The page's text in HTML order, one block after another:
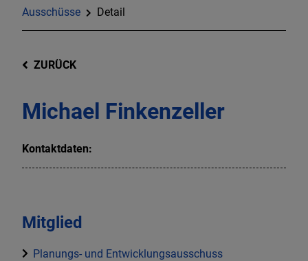
Ausschüsse
Detail
ZURÜCK
Michael Finkenzeller
Kontaktdaten:
Mitglied
Planungs- und Entwicklungsausschuss